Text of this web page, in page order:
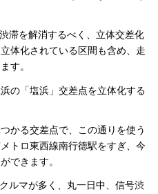
滞を解消するべく、立体交差化
体化されている区間も含め、走
す。
の「塩浜」交差点を立体化する
かる交差点で、この通りを使う
トロ東西線南行徳駅をすぎ、今
できます。
ルマが多く、丸一日中、信号渋